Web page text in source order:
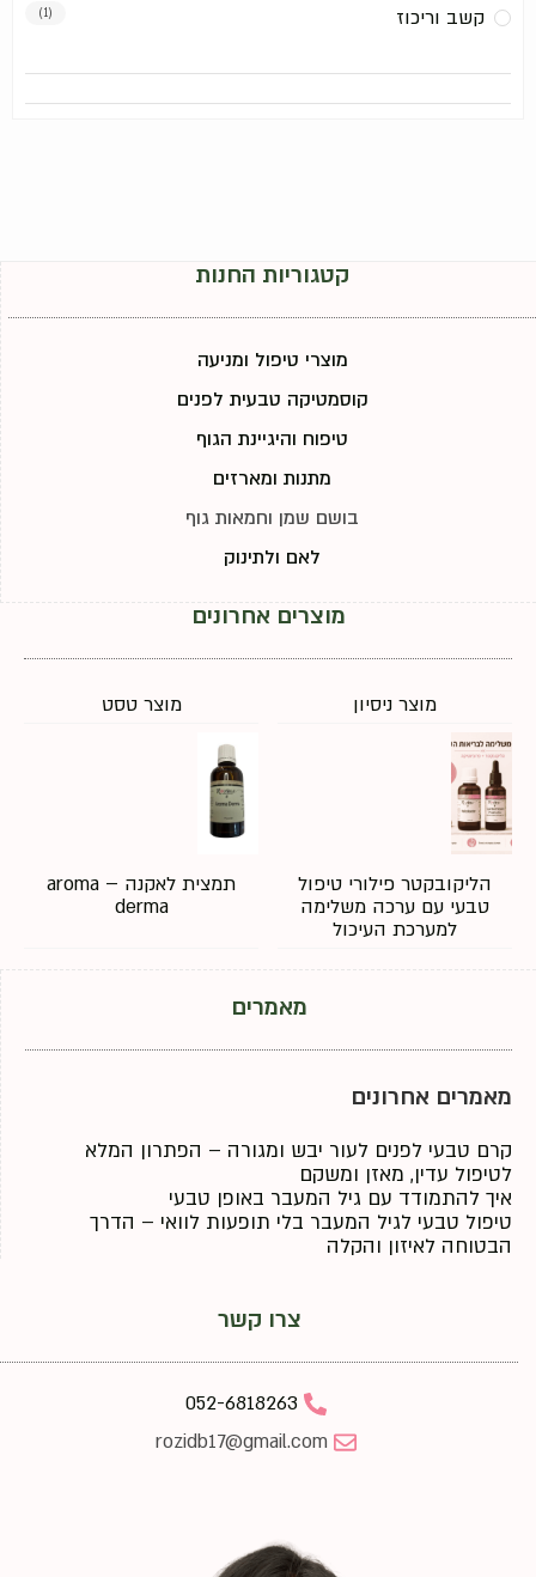
קשב וריכוז (1)
קטגוריות החנות
מוצרי טיפול ומניעה
קוסמטיקה טבעית לפנים
טיפוח והיגיינת הגוף
מתנות ומארזים
בושם שמן וחמאות גוף
לאם ולתינוק
מוצרים אחרונים
מוצר ניסיון מוצר טסט
הליקובקטר פילורי טיפול
טבעי עם ערכה משלימה
למערכת העיכול
תמצית לאקנה – aroma
derma
מאמרים
מאמרים אחרונים
קרם טבעי לפנים לעור יבש ומגורה – הפתרון המלא
לטיפול עדין, מאזן ומשקם
איך להתמודד עם גיל המעבר באופן טבעי
טיפול טבעי לגיל המעבר בלי תופעות לוואי – הדרך
הבטוחה לאיזון והקלה
צרו קשר
052-6818263
rozidb17@gmail.com